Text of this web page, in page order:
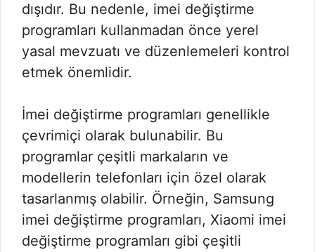
dışıdır. Bu nedenle, imei değiştirme
programları kullanmadan önce yerel
yasal mevzuatı ve düzenlemeleri kontrol
etmek önemlidir.
İmei değiştirme programları genellikle
çevrimiçi olarak bulunabilir. Bu
programlar çeşitli markaların ve
modellerin telefonları için özel olarak
tasarlanmış olabilir. Örneğin, Samsung
imei değiştirme programları, Xiaomi imei
değiştirme programları gibi çeşitli